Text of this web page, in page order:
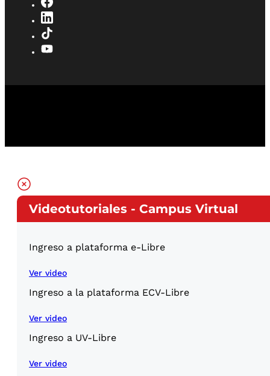
Videotutoriales - Campus Virtual
Ingreso a plataforma e-Libre
Ver video
Ingreso a la plataforma ECV-Libre
Ver video
Ingreso a UV-Libre
Ver video